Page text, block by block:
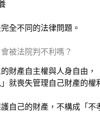
全不同的法律問題。
被法院判不利嗎？
財產自主權與人身自由，
就喪失管理自己財產的權
自己的財產，不構成「不